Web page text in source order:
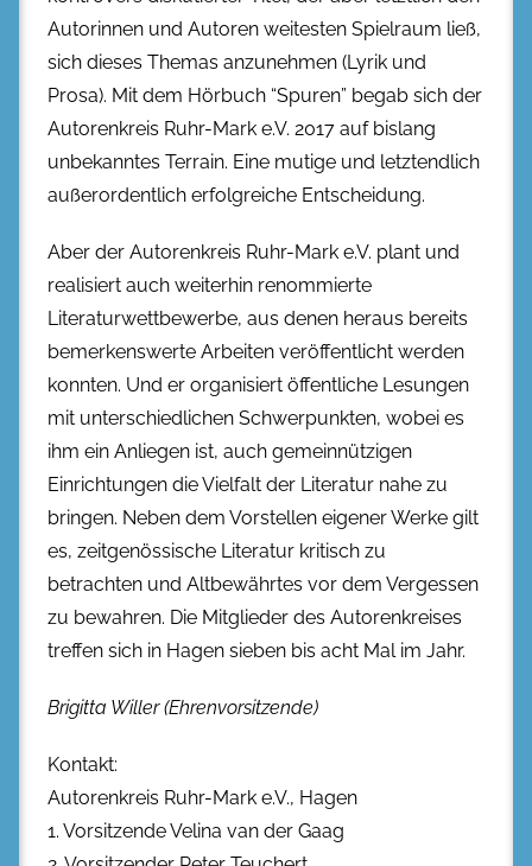
Autorinnen und Autoren weitesten Spielraum ließ,
sich dieses Themas anzunehmen (Lyrik und
Prosa). Mit dem Hörbuch “Spuren” begab sich der
Autorenkreis Ruhr-Mark e.V. 2017 auf bislang
unbekanntes Terrain. Eine mutige und letztendlich
außerordentlich erfolgreiche Entscheidung.
Aber der Autorenkreis Ruhr-Mark e.V. plant und
realisiert auch weiterhin renommierte
Literaturwettbewerbe, aus denen heraus bereits
bemerkenswerte Arbeiten veröffentlicht werden
konnten. Und er organisiert öffentliche Lesungen
mit unterschiedlichen Schwerpunkten, wobei es
ihm ein Anliegen ist, auch gemeinnützigen
Einrichtungen die Vielfalt der Literatur nahe zu
bringen. Neben dem Vorstellen eigener Werke gilt
es, zeitgenössische Literatur kritisch zu
betrachten und Altbewährtes vor dem Vergessen
zu bewahren. Die Mitglieder des Autorenkreises
treffen sich in Hagen sieben bis acht Mal im Jahr.
Brigitta Willer (Ehrenvorsitzende)
Kontakt:
Autorenkreis Ruhr-Mark e.V., Hagen
1. Vorsitzende Velina van der Gaag